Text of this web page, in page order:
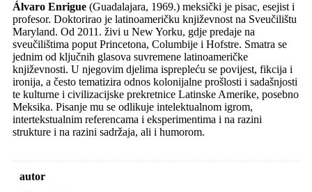
Álvaro Enrigue (Guadalajara, 1969.) meksički je pisac, esejist i
profesor. Doktorirao je latinoameričku književnost na Sveučilištu
Maryland. Od 2011. živi u New Yorku, gdje predaje na
sveučilištima poput Princetona, Columbije i Hofstre. Smatra se
jednim od ključnih glasova suvremene latinoameričke
književnosti. U njegovim djelima isprepleću se povijest, fikcija i
ironija, a često tematizira odnos kolonijalne prošlosti i sadašnjosti
te kulturne i civilizacijske prekretnice Latinske Amerike, posebno
Meksika. Pisanje mu se odlikuje intelektualnom igrom,
intertekstualnim referencama i eksperimentima i na razini
strukture i na razini sadržaja, ali i humorom.
autor